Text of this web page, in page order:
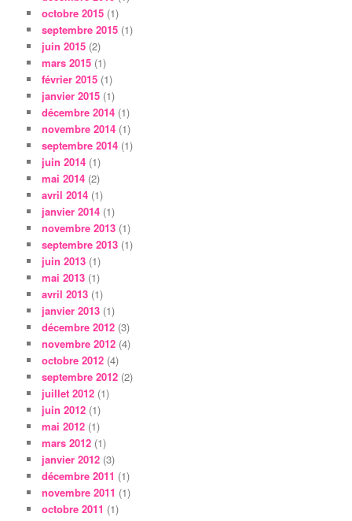
octobre 2015 (1)
septembre 2015 (1)
juin 2015 (2)
mars 2015 (1)
février 2015 (1)
janvier 2015 (1)
décembre 2014 (1)
novembre 2014 (1)
septembre 2014 (1)
juin 2014 (1)
mai 2014 (2)
avril 2014 (1)
janvier 2014 (1)
novembre 2013 (1)
septembre 2013 (1)
juin 2013 (1)
mai 2013 (1)
avril 2013 (1)
janvier 2013 (1)
décembre 2012 (3)
novembre 2012 (4)
octobre 2012 (4)
septembre 2012 (2)
juillet 2012 (1)
juin 2012 (1)
mai 2012 (1)
mars 2012 (1)
janvier 2012 (3)
décembre 2011 (1)
novembre 2011 (1)
octobre 2011 (1)